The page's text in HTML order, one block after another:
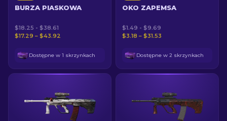
BURZA PIASKOWA
$18.25 - $38.61
$17.29 – $43.92
Dostępne w 1 skrzynkach
OKO ZAPEMSA
$1.49 - $9.69
$3.18 – $31.53
Dostępne w 2 skrzynkach